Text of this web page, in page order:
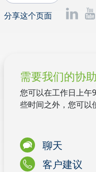
分享这个页面
需要我们的协
您可以在工作日上午
些时间之外，您可以
聊天
客户建议